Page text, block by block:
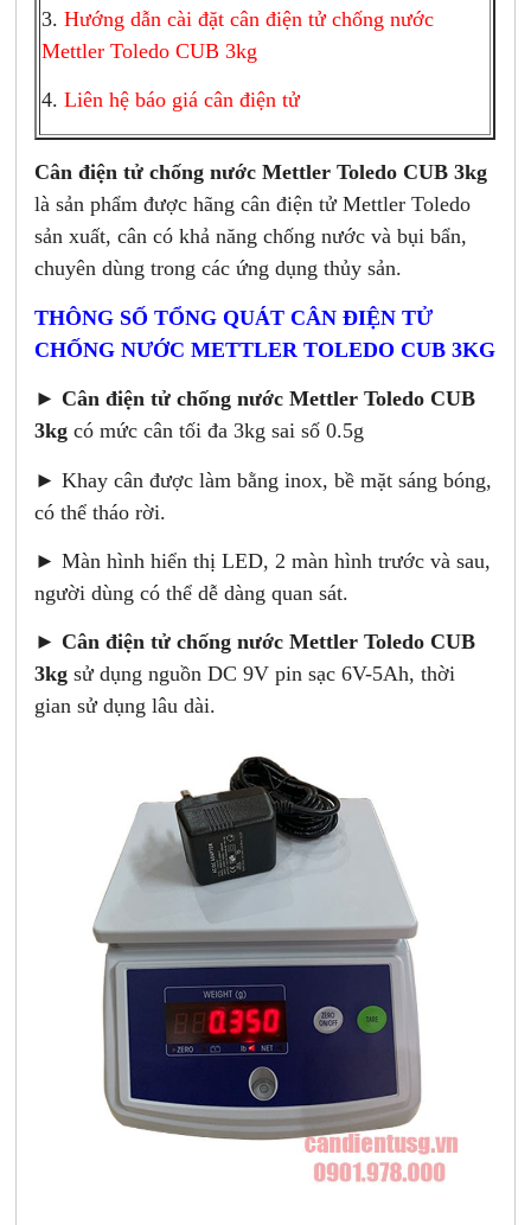
3.Hướng dẫn cài đặt cân điện tử chống nước
Mettler Toledo CUB 3kg
4.Liên hệ báo giá cân điện tử
Cân điện tử chống nước Mettler Toledo CUB 3kg
là sản phẩm được hãng cân điện tử Mettler Toledo
sản xuất, cân có khả năng chống nước và bụi bẩn,
chuyên dùng trong các ứng dụng thủy sản.
THÔNG SỐ TỔNG QUÁT CÂN ĐIỆN TỬ
CHỐNG NƯỚC METTLER TOLEDO CUB 3KG
► Cân điện tử chống nước Mettler Toledo CUB
3kg có mức cân tối đa 3kg sai số 0.5g
► Khay cân được làm bằng inox, bề mặt sáng bóng,
có thể tháo rời.
► Màn hình hiển thị LED, 2 màn hình trước và sau,
người dùng có thể dễ dàng quan sát.
► Cân điện tử chống nước Mettler Toledo CUB
3kg sử dụng nguồn DC 9V pin sạc 6V-5Ah, thời
gian sử dụng lâu dài.